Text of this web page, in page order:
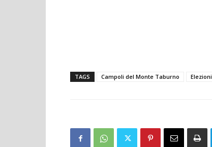
TAGS Campoli del Monte Taburno Elezioni